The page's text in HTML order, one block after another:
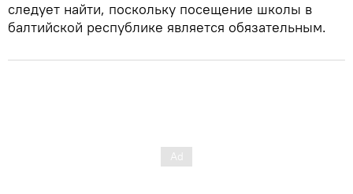
следует найти, поскольку посещение школы в
балтийской республике является обязательным.